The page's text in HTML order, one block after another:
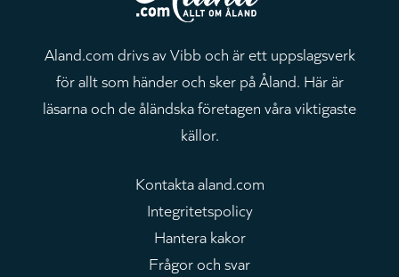
Aland.com drivs av Vibb och är ett uppslagsverk
för allt som händer och sker på Åland. Här är
läsarna och de åländska företagen våra viktigaste
källor.
Kontakta aland.com
Integritetspolicy
Hantera kakor
Frågor och svar